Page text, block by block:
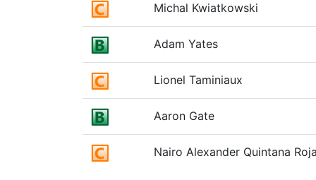
Michal Kwiatkowski
Adam Yates
Lionel Taminiaux
Aaron Gate
Nairo Alexander Quintana